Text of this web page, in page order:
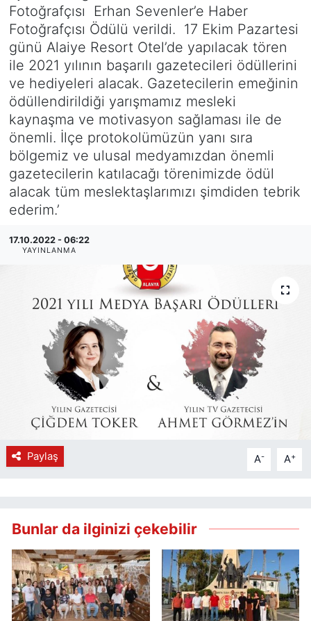
Fotoğrafçısı Erhan Sevenler’e Haber
Fotoğrafçısı Ödülü verildi. 17 Ekim Pazartesi
günü Alaiye Resort Otel’de yapılacak tören
ile 2021 yılının başarılı gazetecileri ödüllerini
ve hediyeleri alacak. Gazetecilerin emeğinin
ödüllendirildiği yarışmamız mesleki
kaynaşma ve motivasyon sağlaması ile de
önemli. İlçe protokolümüzün yanı sıra
bölgemiz ve ulusal medyamızdan önemli
gazetecilerin katılacağı törenimizde ödül
alacak tüm meslektaşlarımızı şimdiden tebrik
ederim.’
17.10.2022 - 06:22
YAYINLANMA
Paylaş A- A+
Bunlar da ilginizi çekebilir